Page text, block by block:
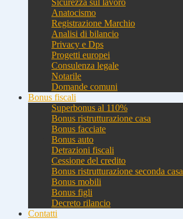
Sicurezza sul lavoro
Anatocismo
Registrazione Marchio
Analisi di bilancio
Privacy e Dps
Progetti europei
Consulenza legale
Notarile
Domande comuni
Bonus fiscali
Superbonus al 110%
Bonus ristrutturazione casa
Bonus facciate
Bonus auto
Detrazioni fiscali
Cessione del credito
Bonus ristrutturazione seconda casa
Bonus mobili
Bonus figli
Decreto rilancio
Contatti